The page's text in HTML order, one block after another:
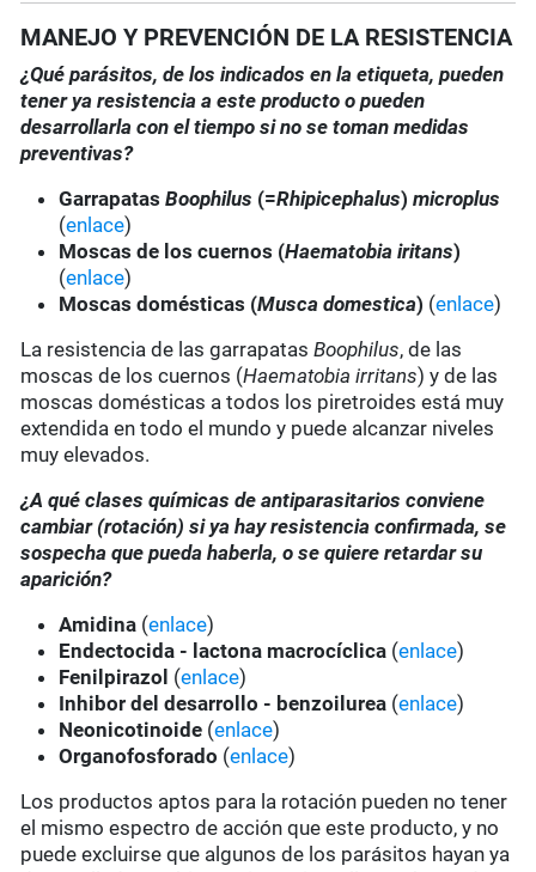
MANEJO Y PREVENCIÓN DE LA RESISTENCIA
¿Qué parásitos, de los indicados en la etiqueta, pueden
tener ya resistencia a este producto o pueden
desarrollarla con el tiempo si no se toman medidas
preventivas?
GarrapatasBoophilus (=Rhipicephalus)microplus
(enlace)
Moscas de los cuernos (Haematobia iritans)
(enlace)
Moscas domésticas (Musca domestica) (enlace)
La resistencia de las garrapatasBoophilus, de las
moscas de los cuernos (Haematobia irritans) y de las
moscas domésticas a todos los piretroides está muy
extendida en todo el mundo y puede alcanzar niveles
muy elevados.
¿A qué clases químicas de antiparasitarios conviene
cambiar (rotación) si ya hay resistencia confirmada, se
sospecha que pueda haberla, o se quiere retardar su
aparición?
Amidina (enlace)
Endectocida - lactona macrocíclica (enlace)
Fenilpirazol (enlace)
Inhibor del desarrollo - benzoilurea (enlace)
Neonicotinoide (enlace)
Organofosforado (enlace)
Los productos aptos para la rotación pueden no tener
el mismo espectro de acción que este producto, y no
puede excluirse que algunos de los parásitos hayan ya